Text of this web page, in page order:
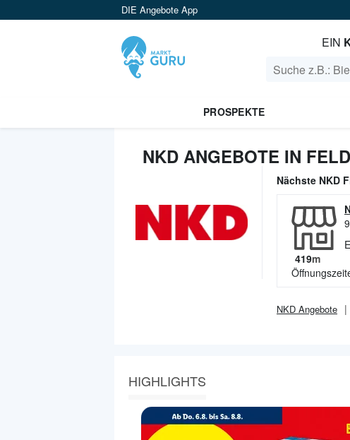
DIE Angebote App
EIN
PROSPEKTE
NKD ANGEBOTE IN
Nächste NKD
419m
NKD Angebote
HIGHLIGHTS